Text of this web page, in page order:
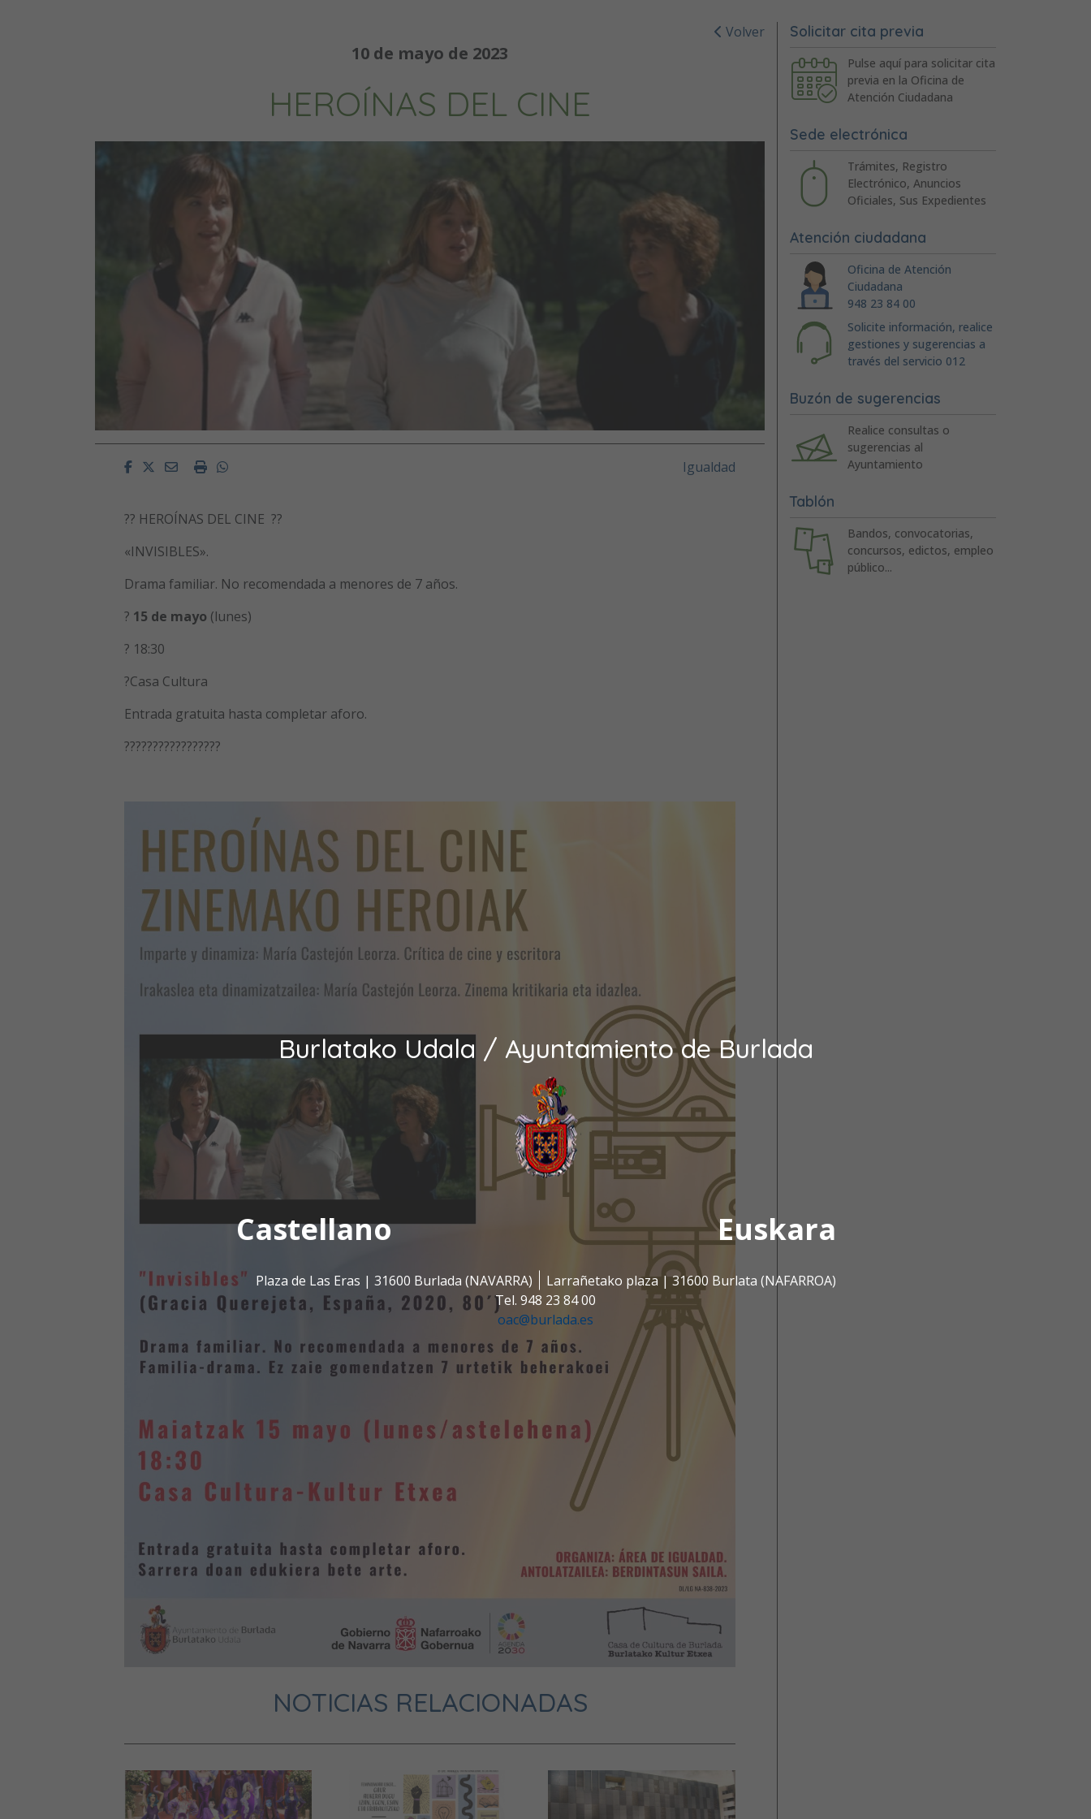
Burlatako Udala / Ayuntamiento de Burlada
Castellano Euskara
Plaza de Las Eras | 31600 Burlada (NAVARRA)
Larrañetako plaza | 31600 Burlata (NAFARROA)
Tel. 948 23 84 00
oac@burlada.es
Volver
10 de mayo de 2023
HEROÍNAS DEL CINE
FacebookTwitterEmailImprimirWhatsapp Igualdad
?️?️ HEROÍNAS DEL CINE ?️?️
«INVISIBLES».
Drama familiar. No recomendada a menores de 7 años.
?️ 15 de mayo (lunes)
? 18:30
?Casa Cultura
Entrada gratuita hasta completar aforo.
?????????????????
NOTICIAS RELACIONADAS
Solicitar cita previa
Pulse aquí para solicitar cita
previa en la Oficina de
Atención Ciudadana
Sede electrónica
Trámites, Registro
Electrónico, Anuncios
Oficiales, Sus Expedientes
Atención ciudadana
Oficina de Atención
Ciudadana
948 23 84 00
Solicite información, realice
gestiones y sugerencias a
través del servicio 012
Buzón de sugerencias
Realice consultas o
sugerencias al
Ayuntamiento
Tablón
Bandos, convocatorias,
concursos, edictos, empleo
público...